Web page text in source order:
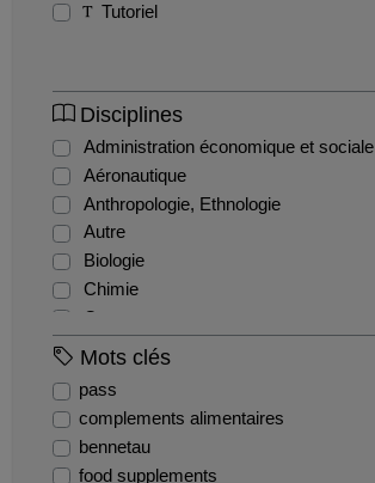
Tutoriel
Disciplines
Administration économique et sociale
Aéronautique
Anthropologie, Ethnologie
Autre
Biologie
Chimie
Commerce
Comptabilité et gestion financière
Droit civil
Droit constitutionnel
Mots clés
pass
complements alimentaires
bennetau
food supplements